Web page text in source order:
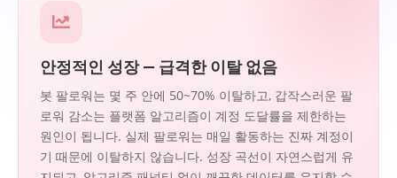
안정적인 성장 — 급격한 이탈 없음
봇 팔로워는 몇 주 안에 50~70% 이탈하고, 갑작스러운 팔
로워 감소는 플랫폼 알고리즘이 계정 도달률을 제한하는
원인이 됩니다. 실제 팔로워는 매일 활동하는 진짜 계정이
기 때문에 이탈하지 않습니다. 성장 곡선이 자연스럽게 유